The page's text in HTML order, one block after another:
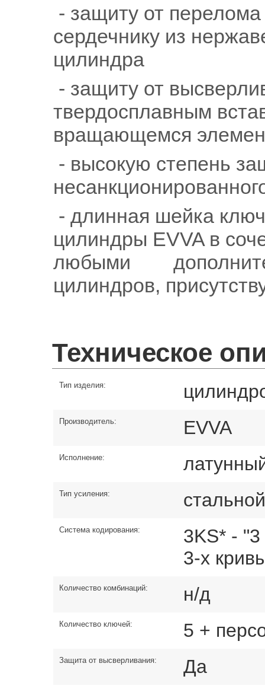
- защиту от
сердечнику из
цилиндра
- защиту от
твердосплавным
вращающемся
- высокую степень
- длинная шейка
цилиндры EVVA в
любыми
цилиндров,
Техническое
Тип изделия:
Производитель: EVVA
Исполнение:
Тип усиления:
Система кодирования:
3KS* -
3-х
Количество комбинаций: н/д
Количество ключей: 5 +
Защита от высверливания: Да